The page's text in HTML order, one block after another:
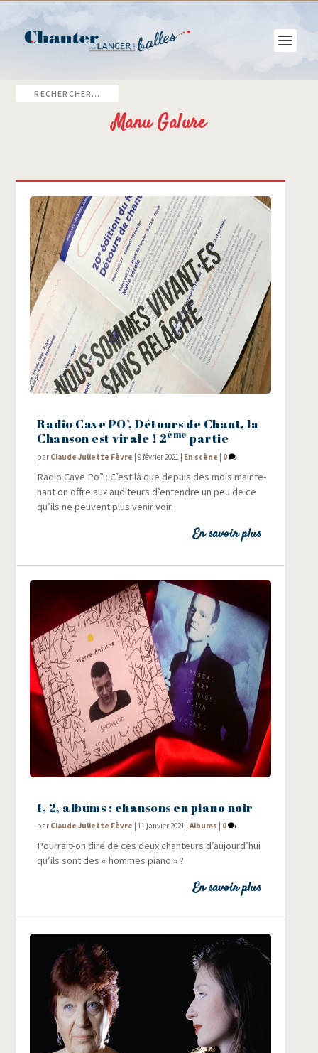
Manu Galure
Radio Cave PO’, Détours de Chant, la
Chanson est virale ! 2ème partie
par Claude Juliette Fèvre |9 février 2021 | En scène | 0
Radio Cave Po” : C’est là que depuis des mois main­te­
nant on offre aux audi­teurs d’entendre un peu de ce
qu’ils ne peuvent plus venir voir.
En savoir plus
1, 2, albums : chansons en piano noir
par Claude Juliette Fèvre |11 janvier 2021 |Albums 0
Pour­rait-on dire de ces deux chan­teurs d’aujourd’hui
qu’ils sont des « hommes piano » ?
En savoir plus